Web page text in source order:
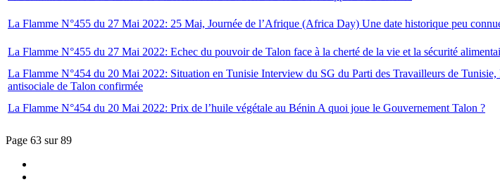
La Flamme N°455 du 27 Mai 2022: 25 Mai, Journée de l’Afrique (Africa Day) Une date historique peu
La Flamme N°455 du 27 Mai 2022: Echec du pouvoir de Talon face à la cherté de la vie et la sécurité
La Flamme N°454 du 20 Mai 2022: Situation en Tunisie Interview du SG du Parti des Travailleurs de
antisociale de Talon confirmée
La Flamme N°454 du 20 Mai 2022: Prix de l’huile végétale au Bénin A quoi joue le Gouvernement Talon ?
Page 63 sur 89